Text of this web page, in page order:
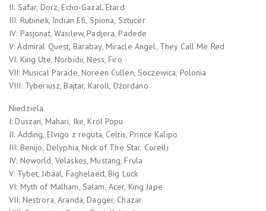
II: Safar, Dorz, Echo-Gazal, Etard
III: Rubinek, Indian Efi, Spiona, Sztucer
IV: Pasjonat, Wasilew, Padjera, Padede
V: Admiral Quest, Barabay, Miracle Angel, They Call Me Red
VI: King Ute, Norbidii, Ness, Firo
VII: Musical Parade, Noreen Cullen, Soczewica, Polonia
VIII: Tyberiusz, Bajtar, Karoll, Dżordano
Niedziela
I: Duszan, Mahari, Ike, Król Popu
II: Adding, Elvigo z reguła, Celtis, Prince Kalipo
III: Benijo, Delyphia, Nick of The Star, Corelli
IV: Neworld, Velaskes, Mustang, Frula
V: Tybet, Jibaal, Faghelaed, Big Luck
VI: Myth of Malham, Salam, Acer, King Jape
VII: Nestrora, Aranda, Dagger, Chazar